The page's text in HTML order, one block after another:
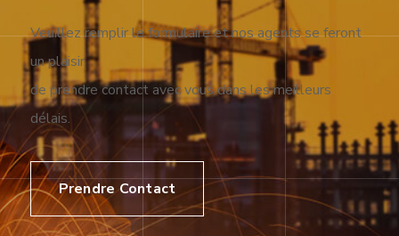
Veuillez remplir le formulaire et nos agents se feront
un plaisir
de prendre contact avec vous dans les meilleurs
délais.
Prendre Contact